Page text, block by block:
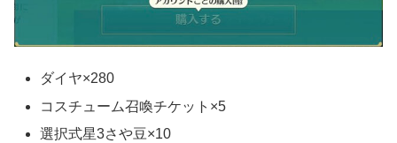
ダイヤ×280
コスチューム召喚チケット×5
選択式星3さや豆×10